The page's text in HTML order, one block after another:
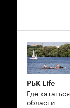
РБК Life
Где
области